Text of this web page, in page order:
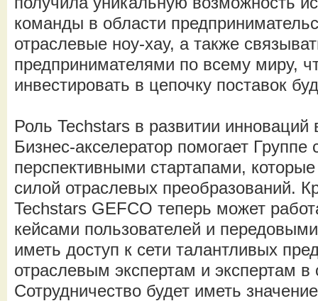
команды в области
отраслевые ноу-хау, а также
предпринимателями по всему миру,
инвестировать в цепочку поставок
Роль Techstars в развитии
Бизнес-акселератор помогает Группе
перспективными стартапами,
силой отраслевых преобразований.
Techstars GEFCO теперь может
кейсами пользователей и
иметь доступ к сети талантливых
отраслевым экспертам и экспертам в
Сотрудничество будет иметь